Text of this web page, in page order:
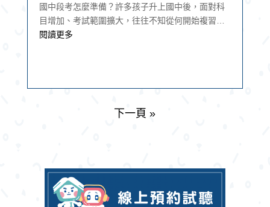
國中段考怎麼準備？許多孩子升上國中後，面對科
目增加、考試範圍擴大，往往不知從何開始複習。
愛學館建興校邵侃館長根據多年教學經驗，整理出
閱讀更多